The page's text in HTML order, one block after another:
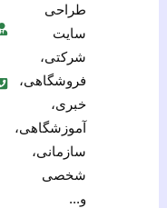
طراحی
سایت
شرکتی،
فروشگاهی،
خبری،
آموزشگاهی،
سازمانی،
شخصی
و...